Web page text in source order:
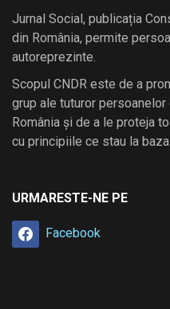
Jurnal Social, publicația
din România, permite
autoreprezinte.
Scopul CNDR este de a
grup ale tuturor
România și de a le proteja
cu principiile ce stau la
URMARESTE-NE PE
Facebook